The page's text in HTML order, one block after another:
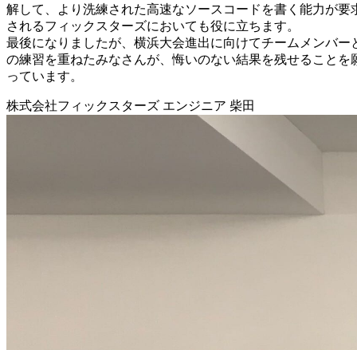
解して、より洗練された高速なソースコードを書く能力が要
されるフィックスターズにおいても役に立ちます。
最後になりましたが、横浜大会進出に向けてチームメンバー
の練習を重ねたみなさんが、悔いのない結果を残せることを
っています。
株式会社フィックスターズ エンジニア 柴田